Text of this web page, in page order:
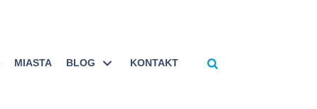
MIASTA BLOG KONTAKT